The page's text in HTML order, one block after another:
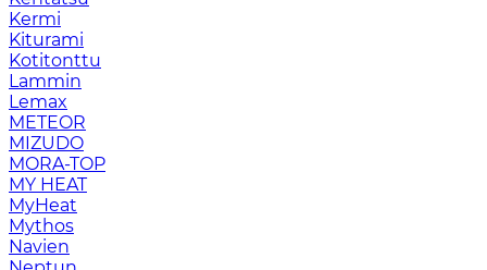
Kermi
Kiturami
Kotitonttu
Lammin
Lemax
METEOR
MIZUDO
MORA-TOP
MY HEAT
MyHeat
Mythos
Navien